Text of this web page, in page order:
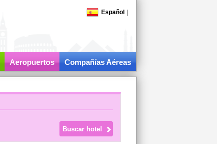
Español
Aeropuertos Compañías Aéreas